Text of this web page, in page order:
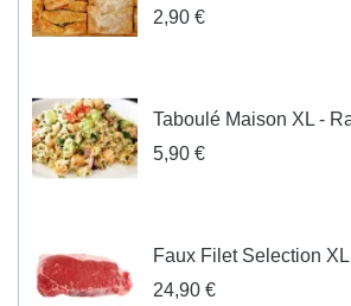
2,90 €
Taboulé Maison XL -
5,90 €
Faux Filet Selection XL
24,90 €